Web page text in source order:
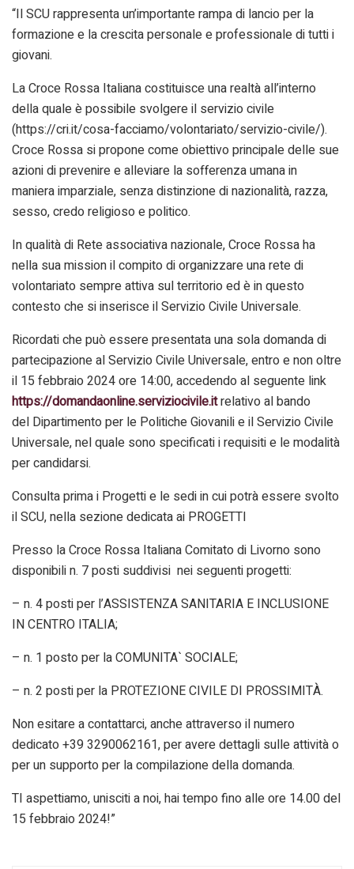
“Il SCU rappresenta un’importante rampa di lancio per la
formazione e la crescita personale e professionale di tutti i
giovani.
La Croce Rossa Italiana costituisce una realtà all’interno
della quale è possibile svolgere il servizio civile
(https://cri.it/cosa-facciamo/volontariato/servizio-civile/).
Croce Rossa si propone come obiettivo principale delle sue
azioni di prevenire e alleviare la sofferenza umana in
maniera imparziale, senza distinzione di nazionalità, razza,
sesso, credo religioso e politico.
In qualità di Rete associativa nazionale, Croce Rossa ha
nella sua mission il compito di organizzare una rete di
volontariato sempre attiva sul territorio ed è in questo
contesto che si inserisce il Servizio Civile Universale.
Ricordati che può essere presentata una sola domanda di
partecipazione al Servizio Civile Universale, entro e non oltre
il 15 febbraio 2024 ore 14:00, accedendo al seguente link
https://domandaonline.serviziocivile.itrelativo al bando
del Dipartimento per le Politiche Giovanili e il Servizio Civile
Universale, nel quale sono specificati i requisiti e le modalità
per candidarsi.
Consulta prima i Progetti e le sedi in cui potrà essere svolto
il SCU, nella sezione dedicata ai PROGETTI
Presso la Croce Rossa Italiana Comitato di Livorno sono
disponibili n. 7 posti suddivisi nei seguenti progetti:
– n. 4 posti per l’ASSISTENZA SANITARIA E INCLUSIONE
IN CENTRO ITALIA;
– n. 1 posto per la COMUNITA` SOCIALE;
– n. 2 posti per la PROTEZIONE CIVILE DI PROSSIMITÀ.
Non esitare a contattarci, anche attraverso il numero
dedicato +39 3290062161, per avere dettagli sulle attività o
per un supporto per la compilazione della domanda.
TI aspettiamo, unisciti a noi, hai tempo fino alle ore 14.00 del
15 febbraio 2024!”